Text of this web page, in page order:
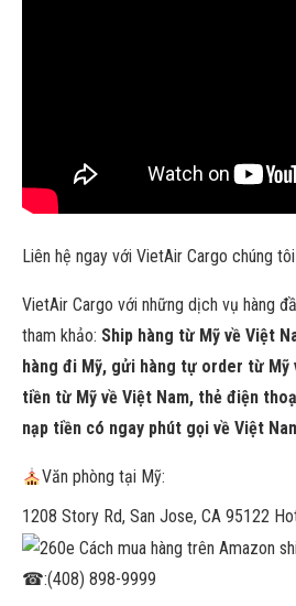
Liên hệ ngay với VietAir Cargo chúng
VietAir Cargo với những dịch vụ hàng
tham khảo: Ship hàng từ Mỹ về Việt
hàng đi Mỹ, gửi hàng tự order từ Mỹ
tiền từ Mỹ về Việt Nam, thẻ điện
nạp tiền có ngay phút gọi về Việt
Văn phòng tại Mỹ:
1208 Story Rd, San Jose, CA 95122
☎:(408) 898-9999